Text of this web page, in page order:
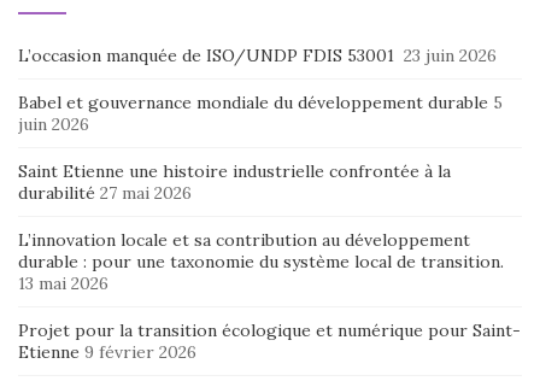
L’occasion manquée de ISO/UNDP FDIS 53001 23 juin 2026
Babel et gouvernance mondiale du développement durable 5
juin 2026
Saint Etienne une histoire industrielle confrontée à la
durabilité 27 mai 2026
L’innovation locale et sa contribution au développement
durable : pour une taxonomie du système local de transition.
13 mai 2026
Projet pour la transition écologique et numérique pour Saint-
Etienne 9 février 2026